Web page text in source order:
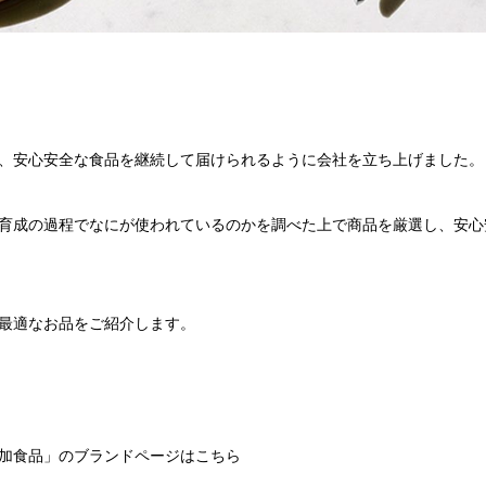
心安全な食品を継続して届けられるように会社を立ち上げました。
の過程でなにが使われているのかを調べた上で商品を厳選し、安
なお品をご紹介します。
食品」のブランドページはこちら